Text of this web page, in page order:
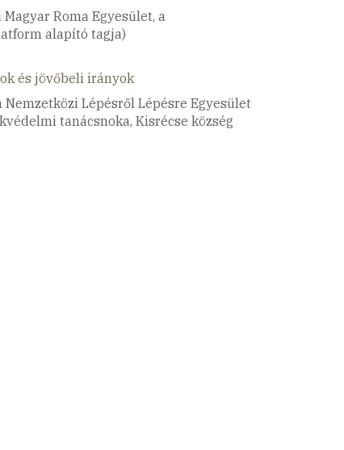
Roma Egyesület, a
alapító tagja)
és jövőbeli irányok
Lépésről Lépésre Egyesület
tanácsnoka, Kisrécse község